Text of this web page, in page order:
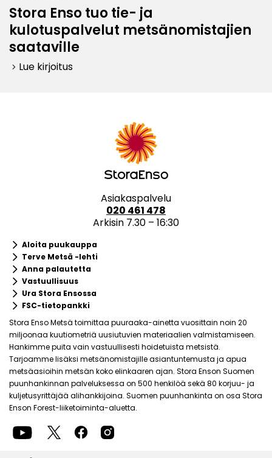
Stora Enso tuo tie- ja
kulotuspalvelut metsänomistajien
saataville
keyboard_arrow_right Lue kirjoitus
Asiakaspalvelu
020 461 478
Arkisin 7.30 – 16:30
keyboard_arrow_rightAloita puukauppa
keyboard_arrow_rightTerve Metsä -lehti
keyboard_arrow_rightAnna palautetta
keyboard_arrow_rightVastuullisuus
keyboard_arrow_rightUra Stora Ensossa
keyboard_arrow_rightFSC-tietopankki
Stora Enso Metsä toimittaa puuraaka-ainetta vuosittain noin 20
miljoonaa kuutiometriä uusiutuvien materiaalien valmistamiseen.
Hankimme puita vain vastuullisesti hoidetuista metsistä.
Tarjoamme lisäksi metsänomistajille asiantuntemusta ja apua
metsäasioihin metsän koko elinkaaren ajan. Stora Enson Suomen
puunhankinnan palveluksessa on 500 henkilöä sekä 80 korjuu- ja
kuljetusyrittäjää alihankkijoina. Suomen puunhankinta on osa Stora
Enson Forest-liiketoiminta-aluetta.